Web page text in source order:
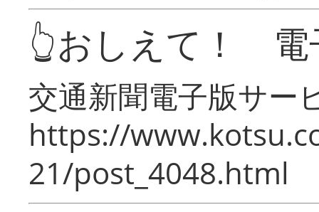
👆おしえて！ 電
交通新聞電子版サー
https://
21/post_4048.html